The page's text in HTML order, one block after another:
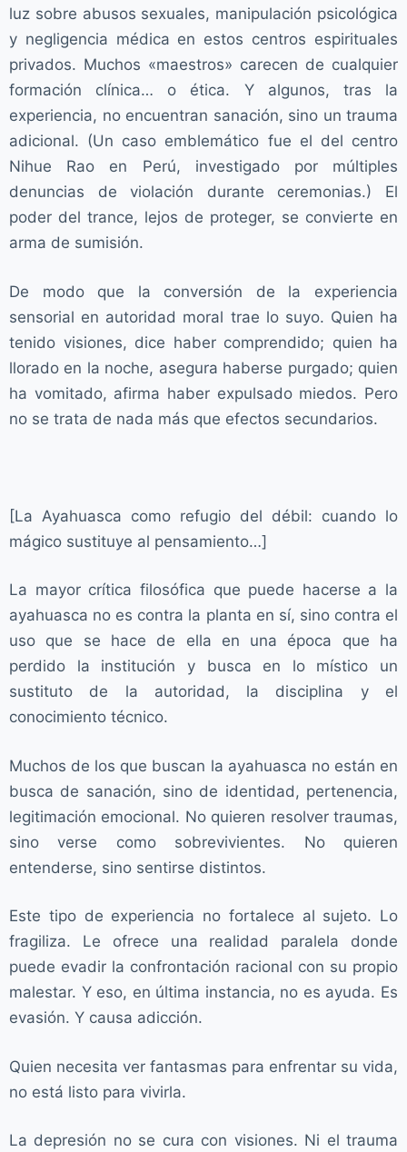
luz sobre abusos sexuales, manipulación psicológica
y negligencia médica en estos centros espirituales
privados. Muchos «maestros» carecen de cualquier
formación clínica… o ética. Y algunos, tras la
experiencia, no encuentran sanación, sino un trauma
adicional. (Un caso emblemático fue el del centro
Nihue Rao en Perú, investigado por múltiples
denuncias de violación durante ceremonias.) El
poder del trance, lejos de proteger, se convierte en
arma de sumisión.
De modo que la conversión de la experiencia
sensorial en autoridad moral trae lo suyo. Quien ha
tenido visiones, dice haber comprendido; quien ha
llorado en la noche, asegura haberse purgado; quien
ha vomitado, afirma haber expulsado miedos. Pero
no se trata de nada más que efectos secundarios.
[La Ayahuasca como refugio del débil: cuando lo
mágico sustituye al pensamiento…]
La mayor crítica filosófica que puede hacerse a la
ayahuasca no es contra la planta en sí, sino contra el
uso que se hace de ella en una época que ha
perdido la institución y busca en lo místico un
sustituto de la autoridad, la disciplina y el
conocimiento técnico.
Muchos de los que buscan la ayahuasca no están en
busca de sanación, sino de identidad, pertenencia,
legitimación emocional. No quieren resolver traumas,
sino verse como sobrevivientes. No quieren
entenderse, sino sentirse distintos.
Este tipo de experiencia no fortalece al sujeto. Lo
fragiliza. Le ofrece una realidad paralela donde
puede evadir la confrontación racional con su propio
malestar. Y eso, en última instancia, no es ayuda. Es
evasión. Y causa adicción.
Quien necesita ver fantasmas para enfrentar su vida,
no está listo para vivirla.
La depresión no se cura con visiones. Ni el trauma